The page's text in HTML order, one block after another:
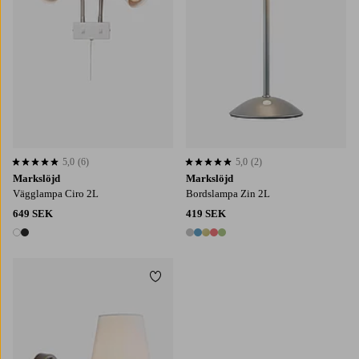
Markslöjd
Vägglampa Ciro 2L
649 SEK
2 färger
5,0 baserat på 6 st betyg
5,0 (6)
Markslöjd
Bordslampa Zin 2L
419 SEK
5 färger
5,0 baserat på 2 st betyg
5,0 (2)
Lägg till i favoriter